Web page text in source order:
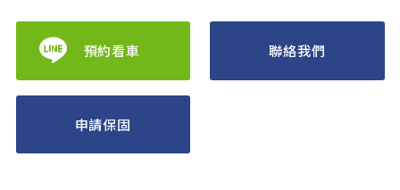
預約看車 聯絡我們
申請保固